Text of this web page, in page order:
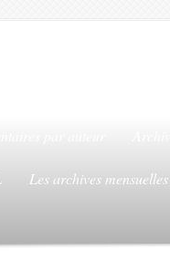
Les archives